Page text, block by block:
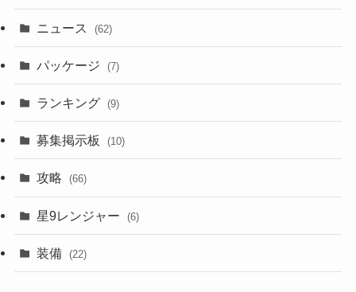
ニュース (62)
パッケージ (7)
ランキング (9)
募集掲示板 (10)
攻略 (66)
星9レンジャー (6)
装備 (22)